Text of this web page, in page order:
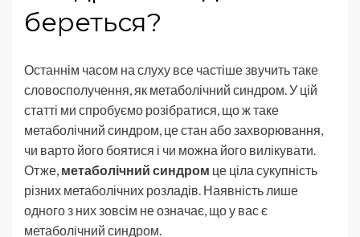
береться?
Останнім часом на слуху все частіше звучить таке
словосполучення, як метаболічний синдром. У цій
статті ми спробуємо розібратися, що ж таке
метаболічний синдром, це стан або захворювання,
чи варто його боятися і чи можна його вилікувати.
Отже, метаболічний синдром це ціла сукупність
різних метаболічних розладів. Наявність лише
одного з них зовсім не означає, що у вас є
метаболічний синдром.